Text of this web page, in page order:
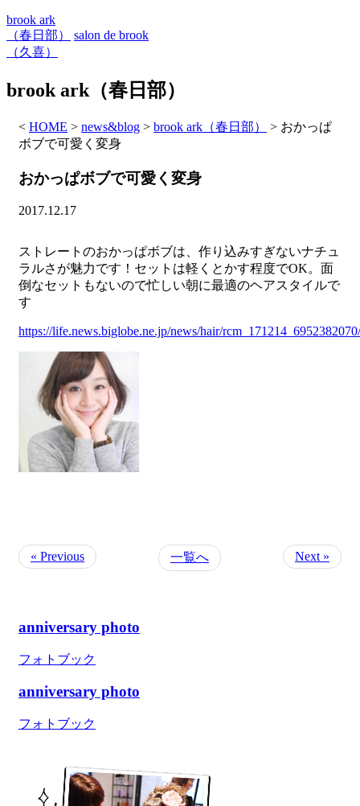
brook ark
（春日部）
salon de brook
（久喜）
brook ark（春日部）
< HOME > news&blog > brook ark（春日部） > おかっぱ
ボブで可愛く変身
おかっぱボブで可愛く変身
2017.12.17
ストレートのおかっぱボブは、作り込みすぎないナチュ
ラルさが魅力です！セットは軽くとかす程度でOK。面
倒なセットもないので忙しい朝に最適のヘアスタイルで
す
https://life.news.biglobe.ne.jp/news/hair/rcm_171214_6952382070/
« Previous 一覧へ Next »
anniversary photo
フォトブック
anniversary photo
フォトブック